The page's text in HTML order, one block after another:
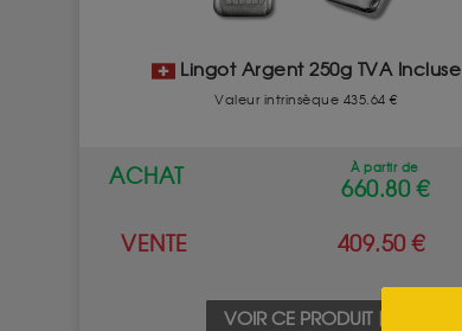
Lingot Argent 250g TVA Incluse
Valeur intrinsèque 435.64 €
ACHAT À partir de
660.80 €
VENTE 409.50 €
VOIR CE PRODUIT